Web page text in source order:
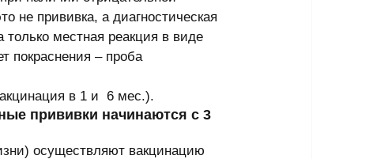
не прививка, а диагностическая
только местная реакция в виде
покраснения – проба
в 1 и  6 мес.).
прививки начинаются с 3
осуществляют вакцинацию